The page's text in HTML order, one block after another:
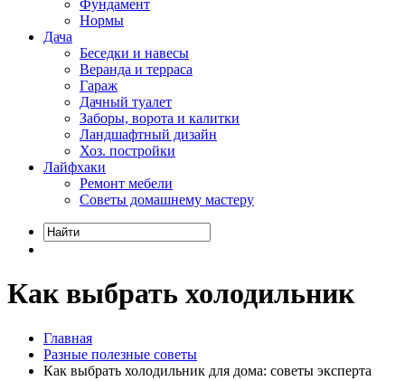
Фундамент
Нормы
Дача
Беседки и навесы
Веранда и терраса
Гараж
Дачный туалет
Заборы, ворота и калитки
Ландшафтный дизайн
Хоз. постройки
Лайфхаки
Ремонт мебели
Советы домашнему мастеру
Как выбрать холодильник
Главная
Разные полезные советы
Как выбрать холодильник для дома: советы эксперта